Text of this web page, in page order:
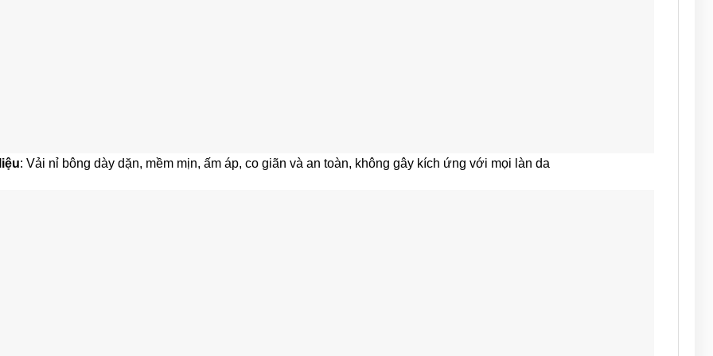
: Vải nỉ bông dày dặn, mềm mịn, ấm áp, co giãn và an toàn, không gây kích ứng với mọi làn da